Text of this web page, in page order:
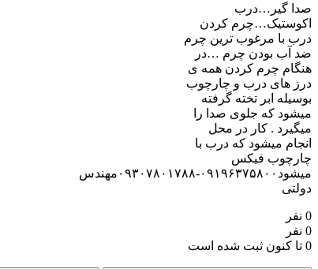
صدا گیر…درب
اکوستیک…چرم کردن
درب با مرغوب ترین چرم
ضد آب بودن چرم …در
هنگام چرم کردن همه ی
درز های درب و چارچوب
بوسیله ابر تخته گرفته
میشود که جلوی صدا را
میگیرد . کار در محل
انجام میشود که درب با
چارچوب فیکس
میشود۰۹۱۹۶۳۷۵۸۰۰-۰۹۳۰۷۸۰۱۷۸۸مهندس
دولتی
0 نفر
0 نفر
0 تا کنون ثبت شده است